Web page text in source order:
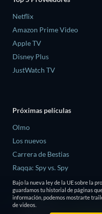
Netflix
Amazon Prime Video
Apple TV
Disney Plus
JustWatch TV
Próximas películas
Olmo
Los nuevos
Carrera de Bestias
Raqqa: Spy vs. Spy
La última casa
Bajo la nueva ley de la UE sobre la
guardamos tu historial de páginas
información, podemos mostrarte
de videos.